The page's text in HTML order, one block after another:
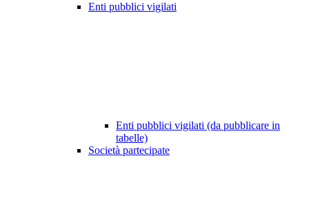
Enti pubblici vigilati
Enti pubblici vigilati (da pubblicare in
tabelle)
Società partecipate